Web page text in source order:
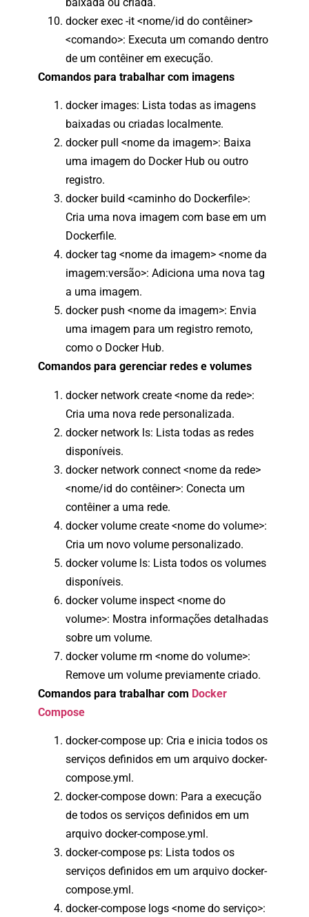
docker exec -it <nome/id do contêiner>
<comando>: Executa um comando dentro
de um contêiner em execução.
Comandos para trabalhar com imagens
docker images: Lista todas as imagens
baixadas ou criadas localmente.
docker pull <nome da imagem>: Baixa
uma imagem do Docker Hub ou outro
registro.
docker build <caminho do Dockerfile>:
Cria uma nova imagem com base em um
Dockerfile.
docker tag <nome da imagem> <nome da
imagem:versão>: Adiciona uma nova tag
a uma imagem.
docker push <nome da imagem>: Envia
uma imagem para um registro remoto,
como o Docker Hub.
Comandos para gerenciar redes e volumes
docker network create <nome da rede>:
Cria uma nova rede personalizada.
docker network ls: Lista todas as redes
disponíveis.
docker network connect <nome da rede>
<nome/id do contêiner>: Conecta um
contêiner a uma rede.
docker volume create <nome do volume>:
Cria um novo volume personalizado.
docker volume ls: Lista todos os volumes
disponíveis.
docker volume inspect <nome do
volume>: Mostra informações detalhadas
sobre um volume.
docker volume rm <nome do volume>:
Remove um volume previamente criado.
Comandos para trabalhar com Docker
Compose
docker-compose up: Cria e inicia todos os
serviços definidos em um arquivo docker-
compose.yml.
docker-compose down: Para a execução
de todos os serviços definidos em um
arquivo docker-compose.yml.
docker-compose ps: Lista todos os
serviços definidos em um arquivo docker-
compose.yml.
docker-compose logs <nome do serviço>: